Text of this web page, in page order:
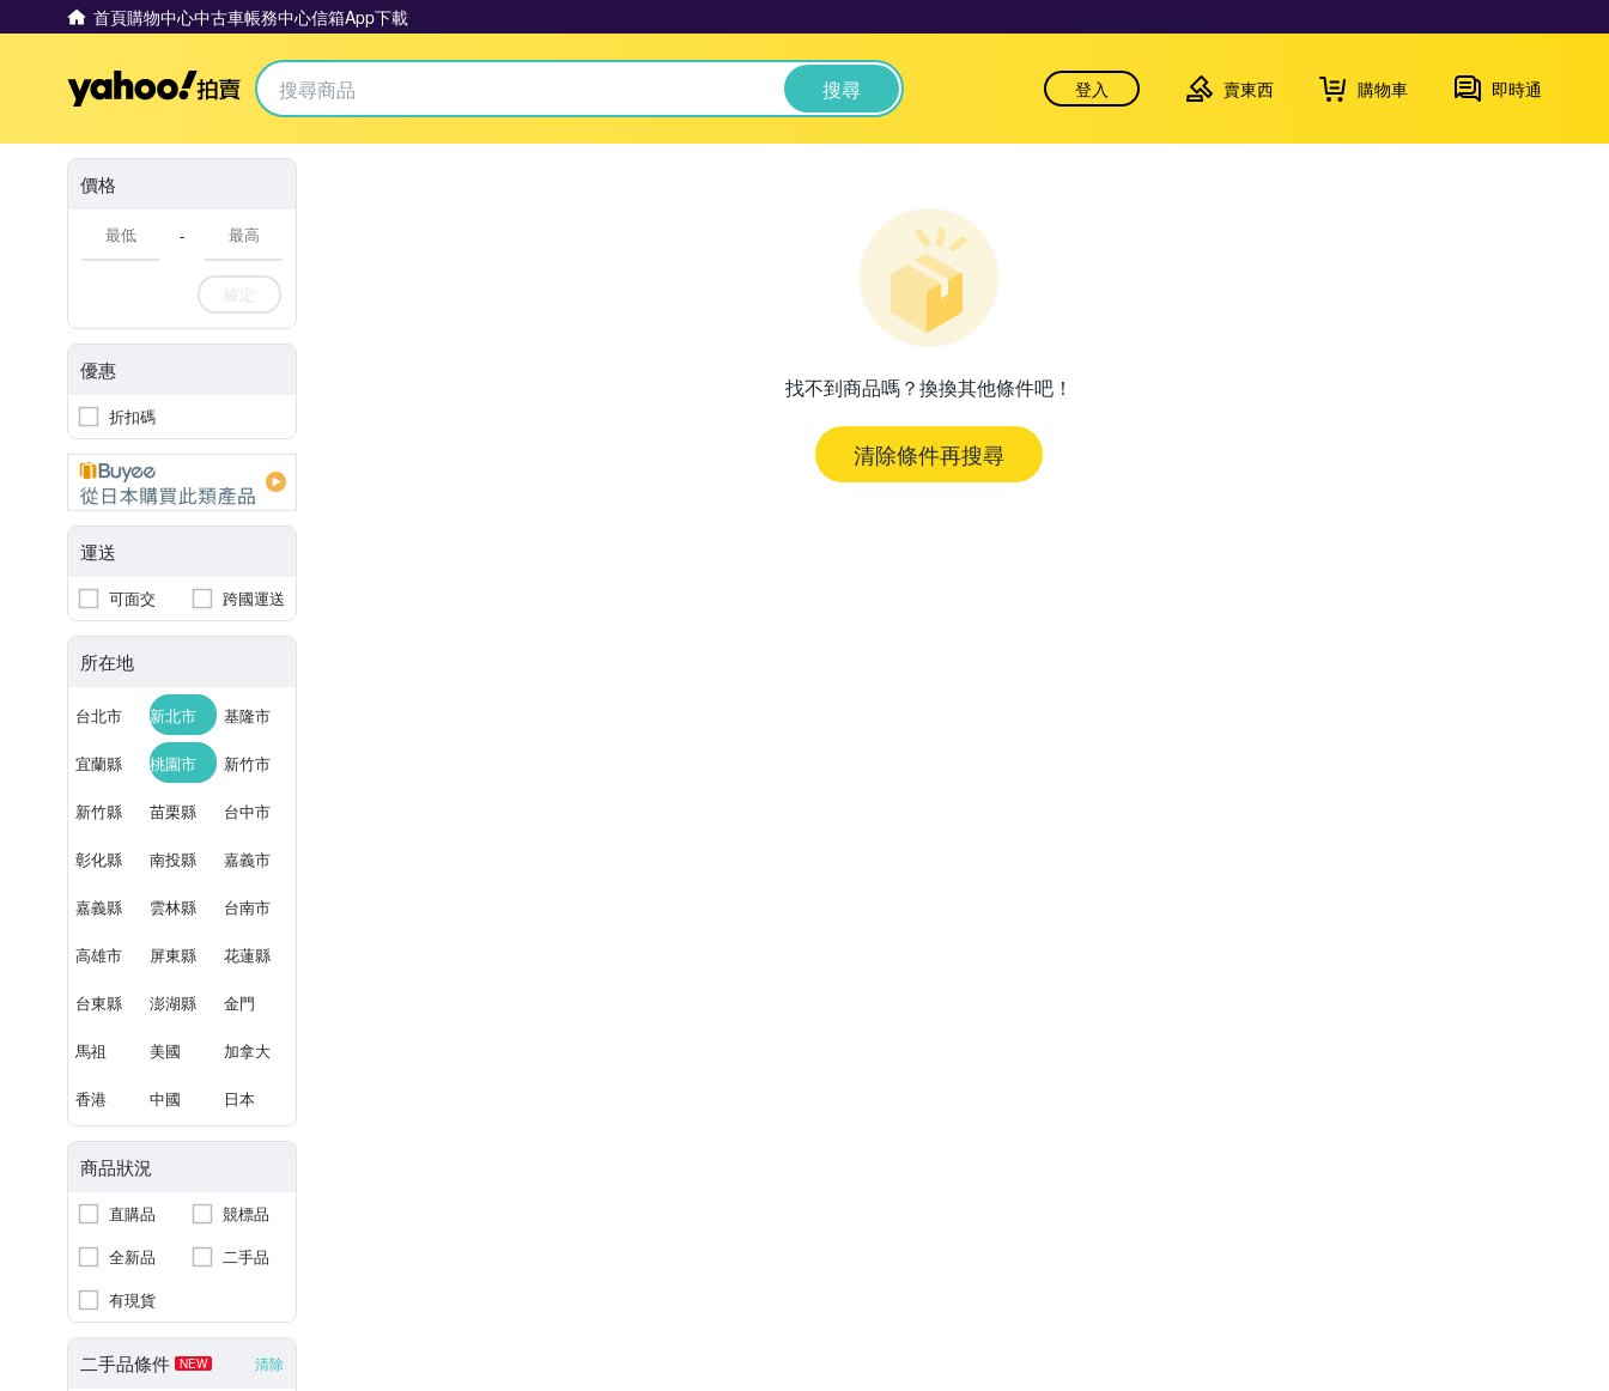
首頁購物中心中古車帳務中心信箱App下載
Yahoo拍賣 搜尋 登入 賣東西 購物車 即時通
價格
-
確定
優惠
折扣碼
運送
可面交 跨國運送
所在地
台北市 新北市 基隆市
宜蘭縣 桃園市 新竹市
新竹縣 苗栗縣 台中市
彰化縣 南投縣 嘉義市
嘉義縣 雲林縣 台南市
高雄市 屏東縣 花蓮縣
台東縣 澎湖縣 金門
馬祖 美國 加拿大
香港 中國 日本
商品狀況
直購品
競標品
全新品
二手品
有現貨
二手品條件 NEW 清除
找不到商品嗎？換換其他條件吧！
清除條件再搜尋